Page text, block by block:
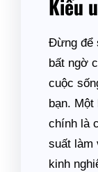
Kiều
Đừng để
bất ngờ
cuộc
bạn.
chính là
suất làm
kinh